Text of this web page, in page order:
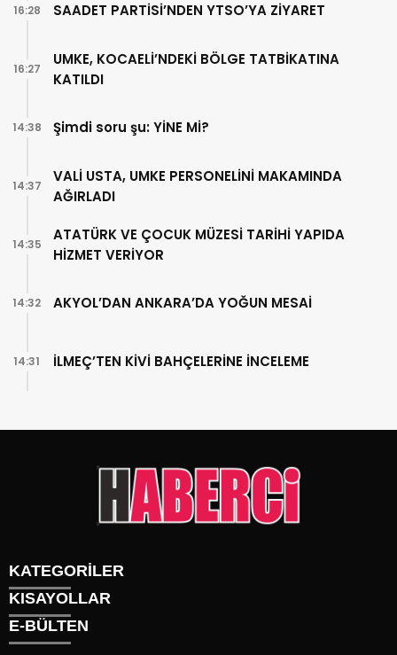
SAADET PARTİSİ’NDEN YTSO’YA ZİYARET
16:28
UMKE, KOCAELİ’NDEKİ BÖLGE TATBİKATINA
KATILDI
16:27
Şimdi soru şu: YİNE Mİ?
14:38
VALİ USTA, UMKE PERSONELİNİ MAKAMINDA
AĞIRLADI
14:37
ATATÜRK VE ÇOCUK MÜZESİ TARİHİ YAPIDA
HİZMET VERİYOR
14:35
AKYOL’DAN ANKARA’DA YOĞUN MESAİ
14:32
İLMEÇ’TEN KİVİ BAHÇELERİNE İNCELEME
14:31
KATEGORİLER
Gündem
Siyaset
KISAYOLLAR
Künye
E-BÜLTEN